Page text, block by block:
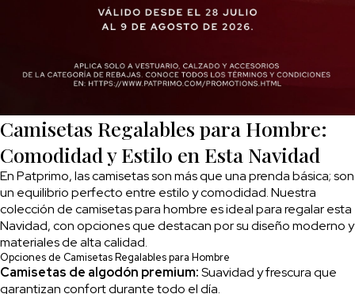
Camisetas Regalables para Hombre:
Comodidad y Estilo en Esta Navidad
En Patprimo, las camisetas son más que una prenda básica; son
un equilibrio perfecto entre estilo y comodidad. Nuestra
colección de camisetas para hombre es ideal para regalar esta
Navidad, con opciones que destacan por su diseño moderno y
materiales de alta calidad.
Opciones de Camisetas Regalables para Hombre
Camisetas de algodón premium:Suavidad y frescura que
garantizan confort durante todo el día.